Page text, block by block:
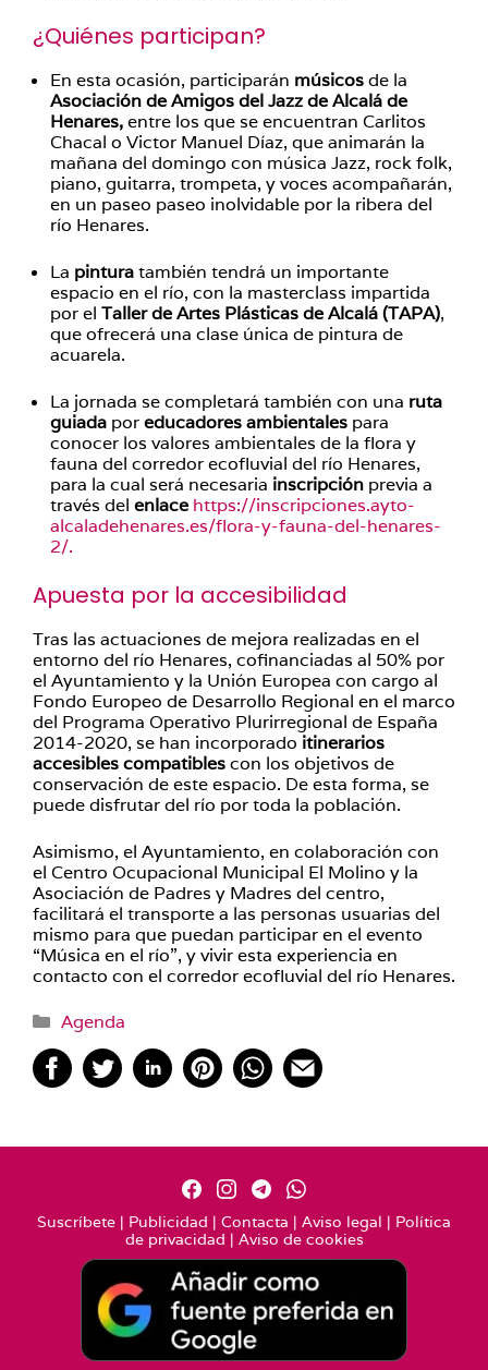
¿Quiénes participan?
En esta ocasión, participarán músicosde la
Asociación de Amigos del Jazz de Alcalá de
Henares,entre los que se encuentran Carlitos
Chacal o Victor Manuel Díaz, que animarán la
mañana del domingo con música Jazz, rock folk,
piano, guitarra, trompeta, y voces acompañarán,
en un paseo paseo inolvidable por la ribera del
río Henares.
La pinturatambién tendrá un importante
espacio en el río, con la masterclass impartida
por el Taller de Artes Plásticas de Alcalá (TAPA),
que ofrecerá una clase única de pintura de
acuarela.
La jornada se completará también con una ruta
guiada poreducadores ambientales para
conocer los valores ambientales de la flora y
fauna del corredor ecofluvial del río Henares,
para la cual será necesaria inscripción previa a
través del enlace https://inscripciones.ayto-
alcaladehenares.es/flora-y-fauna-del-henares-
2/.
Apuesta por la accesibilidad
Tras las actuaciones de mejora realizadas en el
entorno del río Henares, cofinanciadas al 50% por
el Ayuntamiento y la Unión Europea con cargo al
Fondo Europeo de Desarrollo Regional en el marco
del Programa Operativo Plurirregional de España
2014-2020, se han incorporado itinerarios
accesibles compatiblescon los objetivos de
conservación de este espacio. De esta forma, se
puede disfrutar del río por toda la población.
Asimismo, el Ayuntamiento, en colaboración con
el Centro Ocupacional Municipal El Molino y la
Asociación de Padres y Madres del centro,
facilitará el transporte a las personas usuarias del
mismo para que puedan participar en el evento
“Música en el río”, y vivir esta experiencia en
contacto con el corredor ecofluvial del río Henares.
Categorías
Agenda
Suscríbete | Publicidad | Contacta | Aviso legal | Política
de privacidad | Aviso de cookies